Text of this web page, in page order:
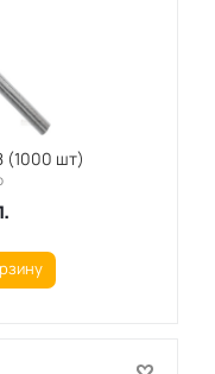
(1000 шт)